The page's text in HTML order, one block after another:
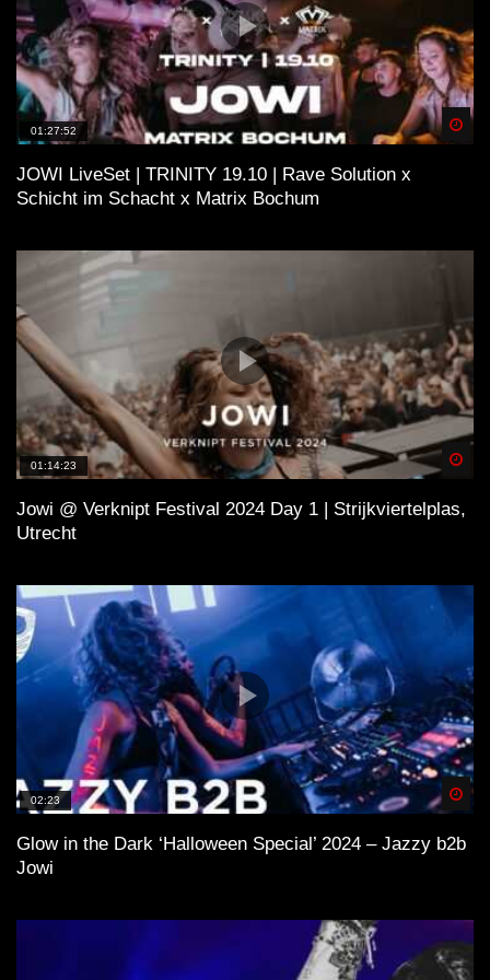
01:27:52
JOWI LiveSet | TRINITY 19.10 | Rave Solution x
Schicht im Schacht x Matrix Bochum
01:14:23
Jowi @ Verknipt Festival 2024 Day 1 | Strijkviertelplas,
Utrecht
02:23
Glow in the Dark ‘Halloween Special’ 2024 – Jazzy b2b
Jowi